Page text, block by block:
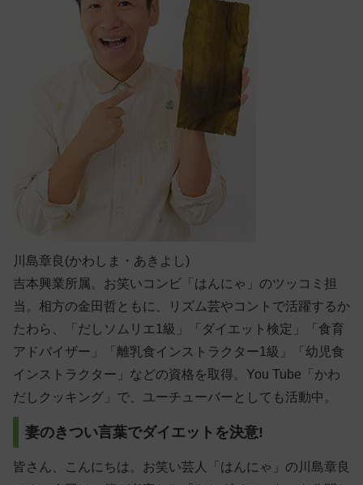
川島章良(かわしま・あきよし)
吉本興業所属。お笑いコンビ「はんにゃ」のツッコミ担
当。相方の金田哲ともに、リズム芸やコントで活躍するか
たわら、「だしソムリエ1級」「ダイエット検定」「食育
アドバイザー」「離乳食インストラクター1級」「幼児食
インストラクター」などの資格を取得。You Tube「かわ
だしクッキング」で、ユーチューバーとしても活動中。
妻のきつい言葉でダイエットを決意!
皆さん、こんにちは。お笑い芸人「はんにゃ」の川島章良